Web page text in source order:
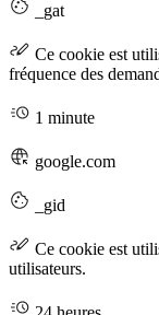
_gat
Ce cookie est
fréquence des
1 minute
google.com
_gid
Ce cookie est
utilisateurs.